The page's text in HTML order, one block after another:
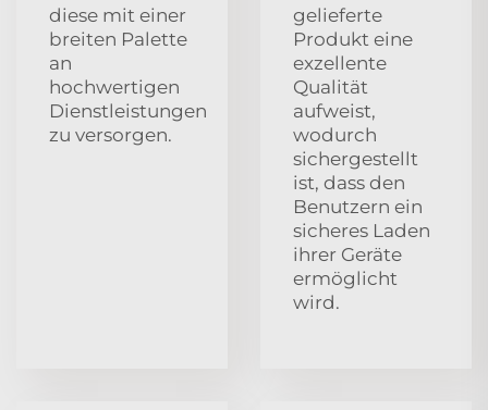
diese mit einer
breiten Palette
an
hochwertigen
Dienstleistungen
zu versorgen.
gelieferte
Produkt eine
exzellente
Qualität
aufweist,
wodurch
sichergestellt
ist, dass den
Benutzern ein
sicheres Laden
ihrer Geräte
ermöglicht
wird.